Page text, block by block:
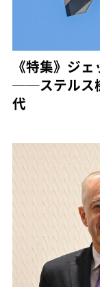
《特集》ジ
──ステルス
代